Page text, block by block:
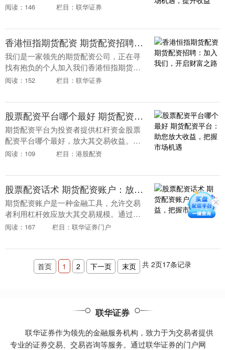
查询股票配资平台，从而提高投资收益的
期货配资可以帮助....
阅读：146 栏目：联华证券
香港恒指期货配资 期货配资招聘：加入我们，开启财富之路
我们是一家领先的期货配资公司，正在寻
找有抱负的个人加入我们香港恒指期货配
资的团队。如果您对金融市场充满热情，
配资，那么我们就....
阅读：152 栏目：联华证券
股票配资平台哪个最好 期货配资平台：助您放大收益，把握市场机遇
期货配资平台为投资者提供杠杆资金股票
配资平台哪个最好，放大其交易收益。通
过配资，投资者可以以较小的本金撬动更
法合规：*....
阅读：109 栏目：港股配资
股票配资话术 期货配资账户：放大收益，把握市场先机
期货配资账户是一种金融工具，允许交易
者利用杠杆效应放大其交易规模。通过向
配资平台借入资金，交易者可以增加其交
在收益。 配资炒....
阅读：167 栏目：联华证券门户
首页 1 2 下一页 末页 共 2页17条记录
联华证券
联华证券作为领先的金融服务机构，致力于为交易者提供
专业的证券交易、交易咨询等服务。通过联华证券的门户网